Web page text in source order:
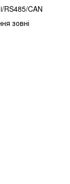
RS485/CAN
зовні